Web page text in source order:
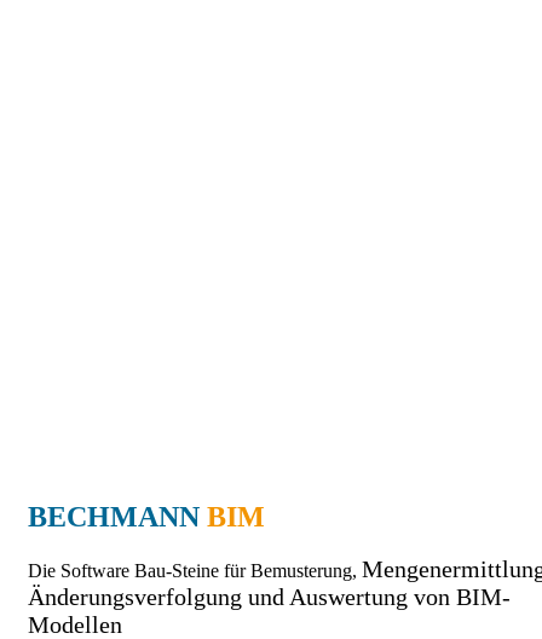
BECHMANN BIM
Die Software Bau-Steine für Bemusterung,
Änderungsverfolgung und Auswertung von BIM-
Modellen